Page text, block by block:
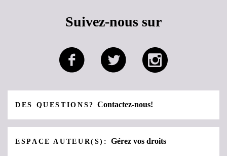
Suivez-nous sur
DES QUESTIONS?Contactez-nous!
ESPACE AUTEUR(S):Gérez vos droits